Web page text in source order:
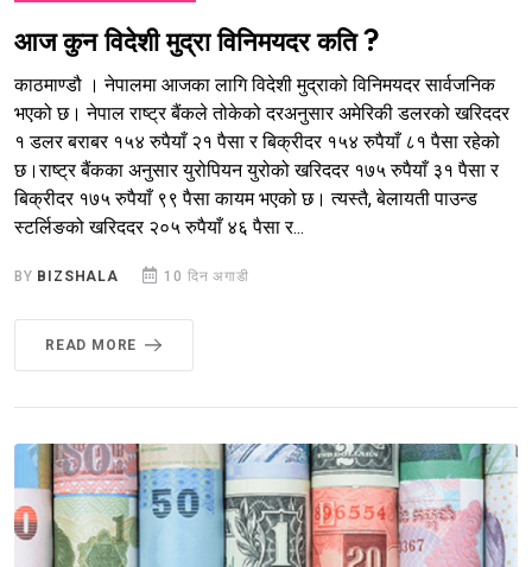
आज कुन विदेशी मुद्रा विनिमयदर कति ?
काठमाण्डौ । नेपालमा आजका लागि विदेशी मुद्राको विनिमयदर सार्वजनिक
भएको छ। नेपाल राष्ट्र बैंकले तोकेको दरअनुसार अमेरिकी डलरको खरिददर
१ डलर बराबर १५४ रुपैयाँ २१ पैसा र बिक्रीदर १५४ रुपैयाँ ८१ पैसा रहेको
छ।राष्ट्र बैंकका अनुसार युरोपियन युरोको खरिददर १७५ रुपैयाँ ३१ पैसा र
बिक्रीदर १७५ रुपैयाँ ९९ पैसा कायम भएको छ। त्यस्तै, बेलायती पाउन्ड
स्टर्लिङको खरिददर २०५ रुपैयाँ ४६ पैसा र...
BY BIZSHALA 10 दिन अगाडी
READ MORE